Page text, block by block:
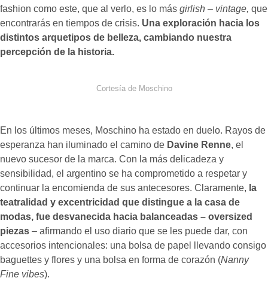
fashion como este, que al verlo, es lo más girlish – vintage, que
encontrarás en tiempos de crisis. Una exploración hacia los
distintos arquetipos de belleza, cambiando nuestra
percepción de la historia.
Cortesía de Moschino
En los últimos meses, Moschino ha estado en duelo. Rayos de
esperanza han iluminado el camino de Davine Renne, el
nuevo sucesor de la marca. Con la más delicadeza y
sensibilidad, el argentino se ha comprometido a respetar y
continuar la encomienda de sus antecesores. Claramente, la
teatralidad y excentricidad que distingue a la casa de
modas, fue desvanecida hacia balanceadas – oversized
piezas – afirmando el uso diario que se les puede dar, con
accesorios intencionales: una bolsa de papel llevando consigo
baguettes y flores y una bolsa en forma de corazón (Nanny
Fine vibes).